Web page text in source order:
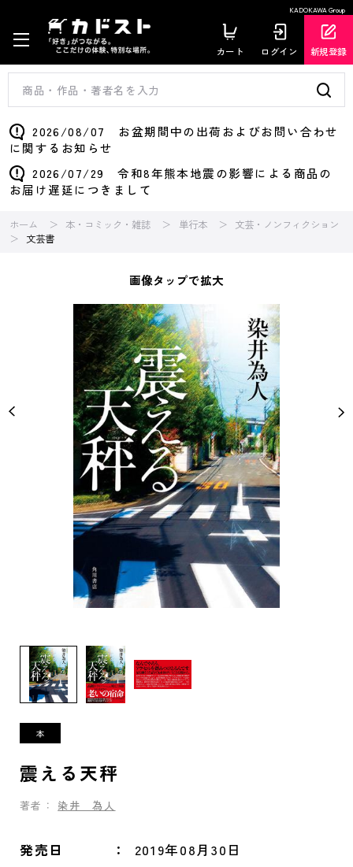
KADOKAWA Group
カート ログイン 新規登録
2026/08/07 お盆期間中の出荷およびお問い合わせ
に関するお知らせ
2026/07/29 令和8年熊本地震の影響による商品の
お届け遅延につきまして
ホーム 本・コミック・雑誌 単行本
文芸・ノンフィクション
文芸書
画像タップで拡大
震える天秤
著者： 染井 為人
発売日 2019年08月30日